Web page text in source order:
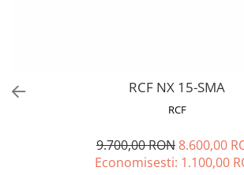
Accesorii de microfoane
Microfoane de broadcast
Microfoane de instrumente
RCF NX 15-SMA
RCF
9.700,00 RON8.600,00
Economisesti: 1.100,00